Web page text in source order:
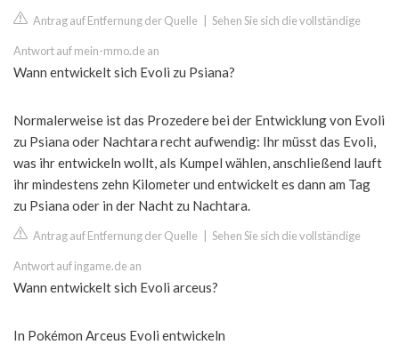
Antrag auf Entfernung der Quelle Sehen Sie sich die vollständige
Antwort auf mein-mmo.de an
Wann entwickelt sich Evoli zu Psiana?
Normalerweise ist das Prozedere bei der Entwicklung von Evoli
zu Psiana oder Nachtara recht aufwendig: Ihr müsst das Evoli,
was ihr entwickeln wollt, als Kumpel wählen, anschließend lauft
ihr mindestens zehn Kilometer und entwickelt es dann am Tag
zu Psiana oder in der Nacht zu Nachtara.
Antrag auf Entfernung der Quelle Sehen Sie sich die vollständige
Antwort auf ingame.de an
Wann entwickelt sich Evoli arceus?
In Pokémon Arceus Evoli entwickeln